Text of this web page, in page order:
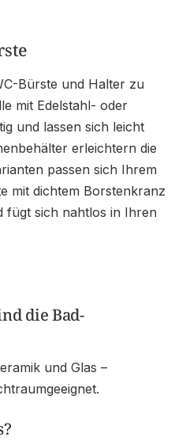
Bürste und Halter zu
mit Edelstahl- oder
und lassen sich leicht
erleichtern die
passen sich Ihrem
mit dichtem Borstenkranz
fügt sich nahtlos in Ihren
die Bad-
und Glas –